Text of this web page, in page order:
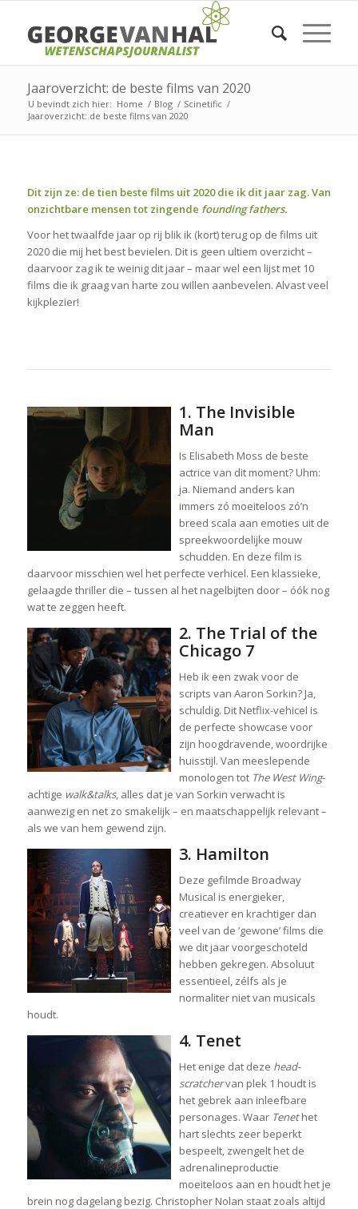
Jaaroverzicht: de beste films van 2020
U bevindt zich hier: Home / Blog / Scinetific /
Jaaroverzicht: de beste films van 2020
Dit zijn ze: de tien beste films uit 2020 die ik dit jaar zag. Van
onzichtbare mensen tot zingende founding fathers.
Voor het twaalfde jaar op rij blik ik (kort) terug op de films uit
2020 die mij het best bevielen. Dit is geen ultiem overzicht –
daarvoor zag ik te weinig dit jaar – maar wel een lijst met 10
films die ik graag van harte zou willen aanbevelen. Alvast veel
kijkplezier!
1. The Invisible
Man
Is Elisabeth Moss de beste
actrice van dit moment? Uhm:
ja. Niemand anders kan
immers zó moeiteloos zó’n
breed scala aan emoties uit de
spreekwoordelijke mouw
schudden. En deze film is
daarvoor misschien wel het perfecte verhicel. Een klassieke,
gelaagde thriller die – tussen al het nagelbijten door – óók nog
wat te zeggen heeft.
2. The Trial of the
Chicago 7
Heb ik een zwak voor de
scripts van Aaron Sorkin? Ja,
schuldig. Dit Netflix-vehicel is
de perfecte showcase voor
zijn hoogdravende, woordrijke
huisstijl. Van meeslepende
monologen tot The West Wing-
achtige walk&talks, alles dat je van Sorkin verwacht is
aanwezig en net zo smakelijk – en maatschappelijk relevant –
als we van hem gewend zijn.
3. Hamilton
Deze gefilmde Broadway
Musical is energieker,
creatiever en krachtiger dan
veel van de ‘gewone’ films die
we dit jaar voorgeschoteld
hebben gekregen. Absoluut
essentieel, zélfs als je
normaliter niet van musicals
houdt.
4. Tenet
Het enige dat deze head-
scratchervan plek 1 houdt is
het gebrek aan inleefbare
personages. Waar Tenethet
hart slechts zeer beperkt
bespeelt, zwengelt het de
adrenalineproductie
moeiteloos aan en houdt het je
brein nog dagelang bezig. Christopher Nolan staat zoals altijd